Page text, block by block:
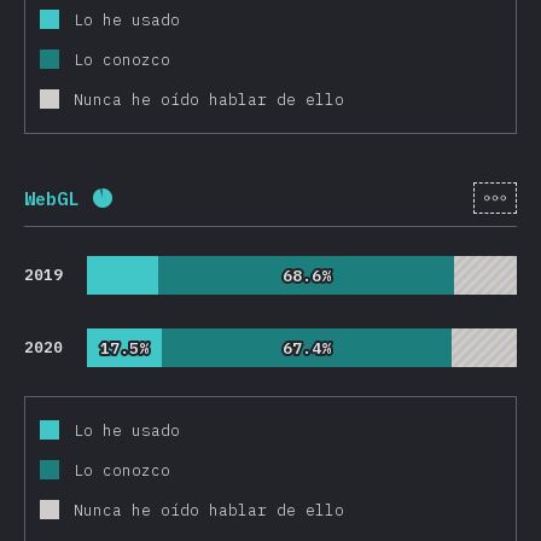
Lo he usado
Lo conozco
Nunca he oído hablar de ello
WebGL Porcentaje completado: ) [es-
2019 68.6%
68.6%
2020 17.5%
17.5% 67.4%
67.4%
Lo he usado
Lo conozco
Nunca he oído hablar de ello